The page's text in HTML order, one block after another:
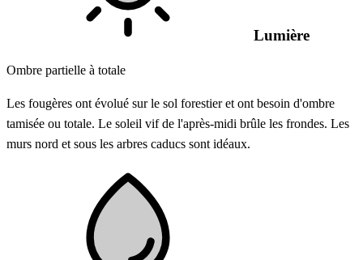
Lumière
Ombre partielle à totale
Les fougères ont évolué sur le sol forestier et ont besoin d'ombre
tamisée ou totale. Le soleil vif de l'après-midi brûle les frondes. Les
murs nord et sous les arbres caducs sont idéaux.